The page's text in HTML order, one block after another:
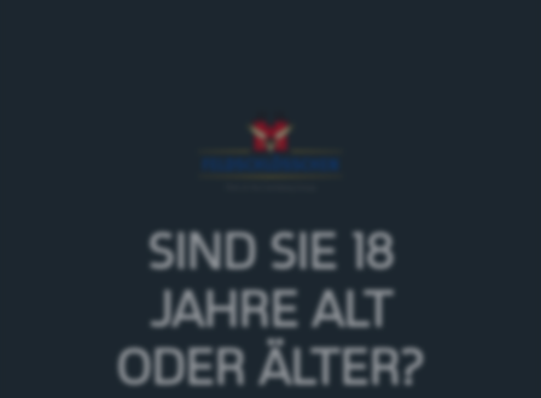
Innerberg - Säriswil
Der Feldschlösschen Sechsspänner ist am Jubiläum
des Restaurant Jäger inInnerberg - Säriswil
schenkt an Erwachsene Bier aus.
Programm
SIND SIE 18
JAHRE ALT
ODER ÄLTER?